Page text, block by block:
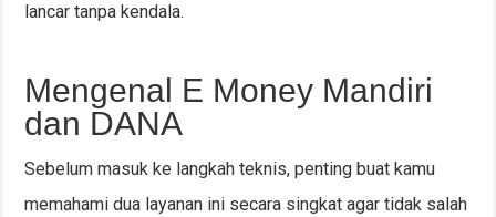
lancar tanpa kendala.
Mengenal E Money Mandiri
dan DANA
Sebelum masuk ke langkah teknis, penting buat kamu
memahami dua layanan ini secara singkat agar tidak salah